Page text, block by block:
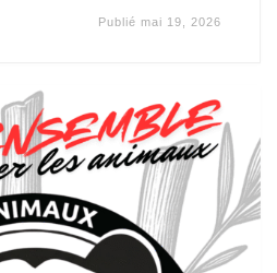
Publié mai 19, 2026